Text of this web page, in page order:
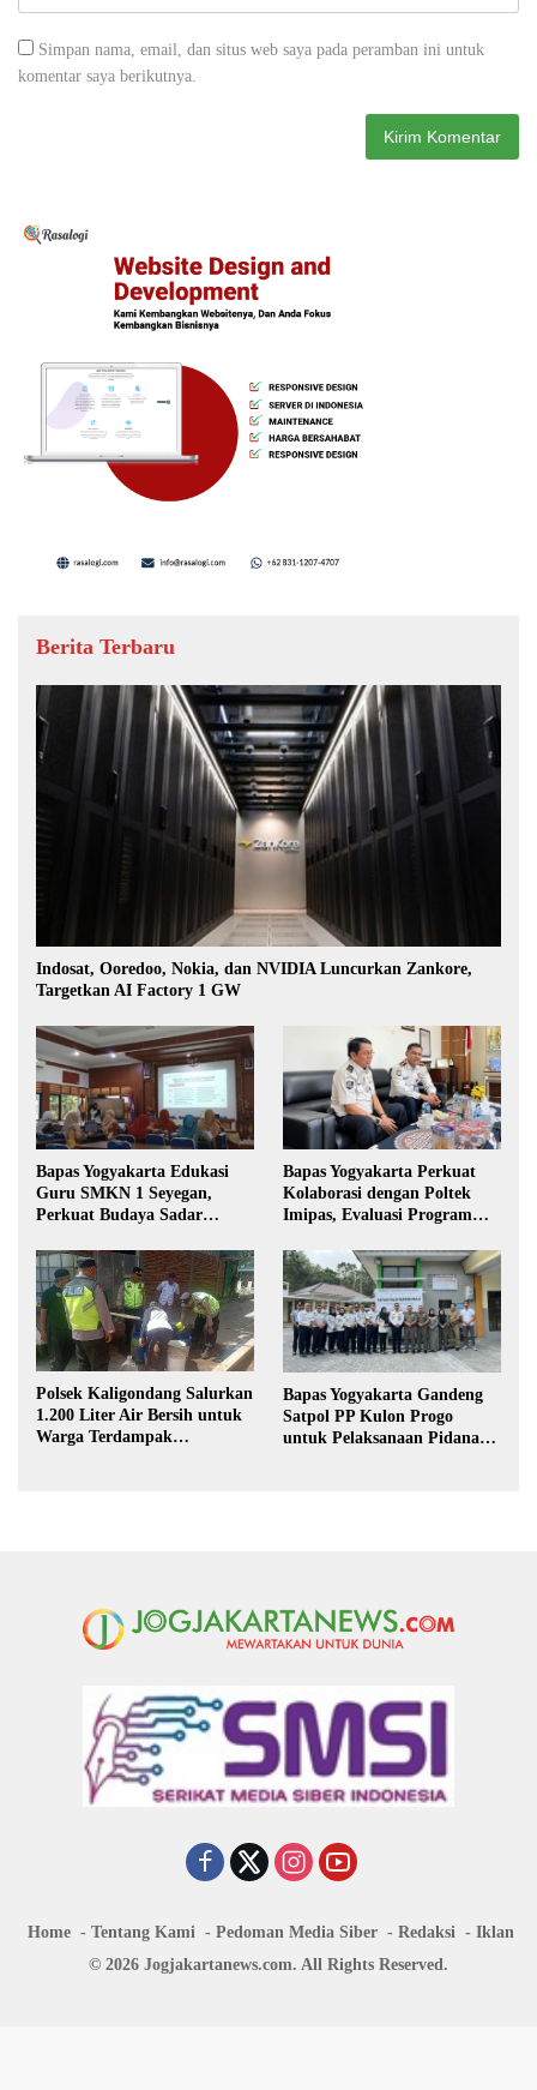
Simpan nama, email, dan situs web saya pada peramban ini untuk
komentar saya berikutnya.
Berita Terbaru
Indosat, Ooredoo, Nokia, dan NVIDIA Luncurkan Zankore,
Targetkan AI Factory 1 GW
Bapas Yogyakarta Edukasi
Guru SMKN 1 Seyegan,
Perkuat Budaya Sadar
Bapas Yogyakarta Perkuat
Kolaborasi dengan Poltek
Imipas, Evaluasi Program
Polsek Kaligondang Salurkan
1.200 Liter Air Bersih untuk
Warga Terdampak
Bapas Yogyakarta Gandeng
Satpol PP Kulon Progo
untuk Pelaksanaan Pidana
Home Tentang Kami Pedoman Media Siber Redaksi
Iklan
© 2026 Jogjakartanews.com. All Rights Reserved.